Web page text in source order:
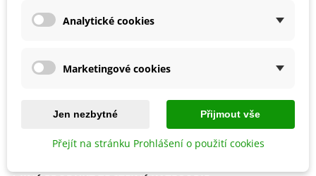
Přidat do košíku
škůdcům - Ekol - ochrana
rostlin - 100 ml
rostliny - BoPon - 500 ml
73 Kč
Analytické cookies
Marketingové cookies
Jen nezbytné Přijmout vše
Přejít na stránku Prohlášení o použití cookies